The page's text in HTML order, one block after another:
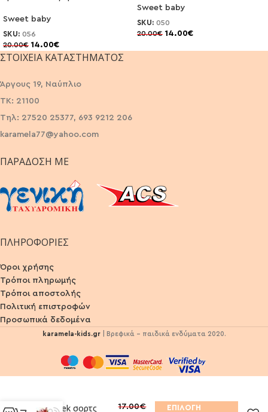
Sweet baby
SKU: 056
20.00€ 14.00€
Sweet baby
SKU: 050
20.00€ 14.00€
ΣΤΟΙΧΕΊΑ ΚΑΤΑΣΤΉΜΑΤΟΣ
Άργους 19, Ναύπλιο
ΤΚ: 21100
Τηλ: 27520 25377, 693 9212 206
karamela77@yahoo.com
ΠΑΡΆΔΟΣΗ ΜΕ
ΠΛΗΡΟΦΟΡΙΕΣ
Όροι χρήσης
Τρόποι πληρωμής
Τρόποι αποστολής
Πολιτική επιστροφών
Προσωπικά δεδομένα
karamela-kids.gr | Βρεφικά - παιδικά ενδύματα 2020.
Σετ Nek σορτς 17.00€ ΕΠΙΛΟΓΉ